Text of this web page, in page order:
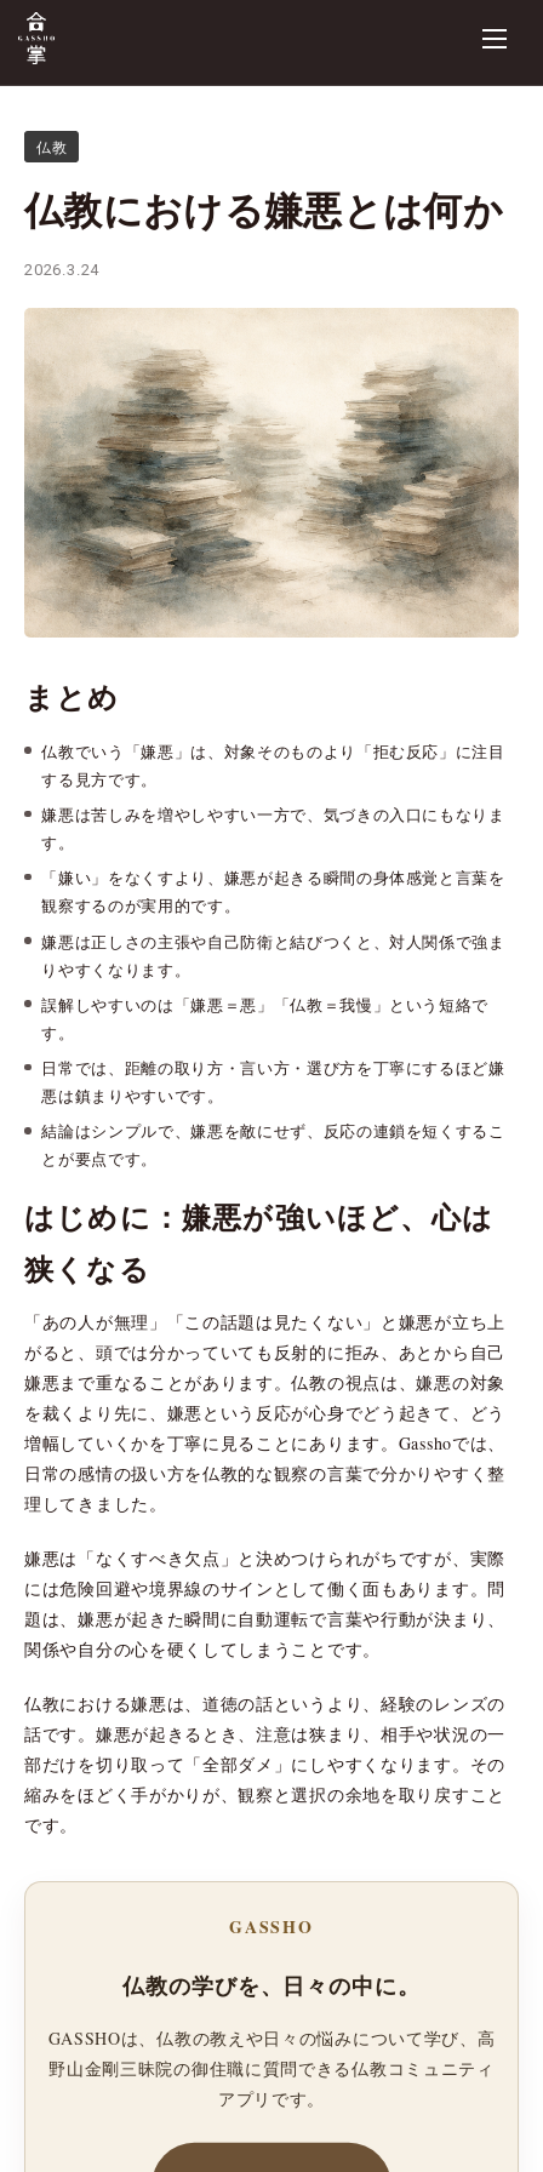
仏教
仏教における嫌悪とは何か
2026.3.24
まとめ
仏教でいう「嫌悪」は、対象そのものより「拒む反応」に注目
する見方です。
嫌悪は苦しみを増やしやすい一方で、気づきの入口にもなりま
す。
「嫌い」をなくすより、嫌悪が起きる瞬間の身体感覚と言葉を
観察するのが実用的です。
嫌悪は正しさの主張や自己防衛と結びつくと、対人関係で強ま
りやすくなります。
誤解しやすいのは「嫌悪＝悪」「仏教＝我慢」という短絡で
す。
日常では、距離の取り方・言い方・選び方を丁寧にするほど嫌
悪は鎮まりやすいです。
結論はシンプルで、嫌悪を敵にせず、反応の連鎖を短くするこ
とが要点です。
はじめに：嫌悪が強いほど、心は
狭くなる
「あの人が無理」「この話題は見たくない」と嫌悪が立ち上
がると、頭では分かっていても反射的に拒み、あとから自己
嫌悪まで重なることがあります。仏教の視点は、嫌悪の対象
を裁くより先に、嫌悪という反応が心身でどう起きて、どう
増幅していくかを丁寧に見ることにあります。Gasshoでは、
日常の感情の扱い方を仏教的な観察の言葉で分かりやすく整
理してきました。
嫌悪は「なくすべき欠点」と決めつけられがちですが、実際
には危険回避や境界線のサインとして働く面もあります。問
題は、嫌悪が起きた瞬間に自動運転で言葉や行動が決まり、
関係や自分の心を硬くしてしまうことです。
仏教における嫌悪は、道徳の話というより、経験のレンズの
話です。嫌悪が起きるとき、注意は狭まり、相手や状況の一
部だけを切り取って「全部ダメ」にしやすくなります。その
縮みをほどく手がかりが、観察と選択の余地を取り戻すこと
です。
GASSHO
仏教の学びを、日々の中に。
GASSHOは、仏教の教えや日々の悩みについて学び、高
野山金剛三昧院の御住職に質問できる仏教コミュニティ
アプリです。